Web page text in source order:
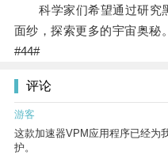
科学家们希望通过研究
面纱，探索更多的宇宙奥秘。
#44#
评论
游客
这款加速器VPM应用程序已经为
护。